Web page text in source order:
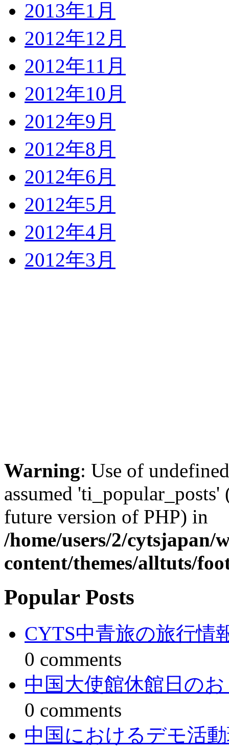
2013年1月
2012年12月
2012年11月
2012年10月
2012年9月
2012年8月
2012年6月
2012年5月
2012年4月
2012年3月
Warning: Use of
assumed
future version of PHP) in
/home/users/2/cytsjapan/
content/themes/alltuts/
Popular Posts
CYTS中青旅の旅行情
0 comments
中国大使館休館日の
0 comments
中国におけるデモ活